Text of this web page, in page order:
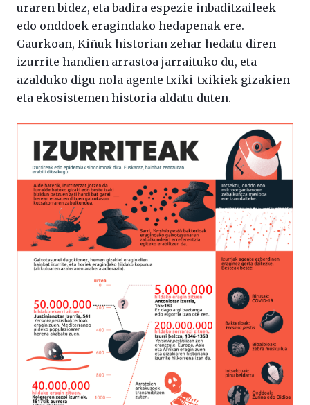
uraren bidez, eta badira espezie inbaditzaileek
edo onddoek eragindako hedapenak ere.
Gaurkoan, Kiñuk historian zehar hedatu diren
izurrite handien arrastoa jarraituko du, eta
azalduko digu nola agente txiki-txikiek gizakien
eta ekosistemen historia aldatu duten.